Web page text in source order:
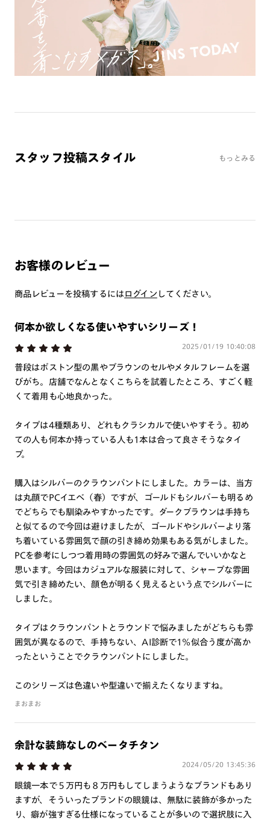
ミラーレンズ
※オンラインショップで作成可能なレンズはショッピングカート内で表示され
るレンズに限ります。それ以外の対応レンズについてはJINS実店舗でお取り扱
いしております。
※注文時に【度つき】→【レンズ交換券を発行】をお選びのうえ、店頭にてオ
プションレンズ代金をお支払いください。（※一部レンズ交換不可の商品を
ガネを作成できますか？
み）をご注文の場合、レンズ交換券を選択後に店舗にて度
商品とレンズ交換券が届きましたらお近くのJINS店舗へご
作成日数をいただきます。
ご注文の手順は以下をご参照ください。
1. カート画面内「レンズ選択へ」ボタンより「度つきレン
ズまたは店舗でレンズ作成」を選択
画面へ
※フレームの天地幅は30mm以上推奨です。その他注意事項はレンズガイド
をご参照ください。
※JINS極上遠近レンズは追加料金22,000円（税込み）を頂戴いたします。
※単焦点レンズでレンズ交換券を選択の場合、店舗で遠近両用代5,500円
スタッフ投稿スタイル もっとみる
お客様のレビュー
商品レビューを投稿するにはログイン してください。
何本か欲しくなる使いやすいシリーズ！
2025/01/19 10:40:08
普段はボストン型の黒やブラウンのセルやメタルフレームを選
びがち。店舗でなんとなくこちらを試着したところ、すごく軽
くて着用も心地良かった。
タイプは4種類あり、どれもクラシカルで使いやすそう。初め
ての人も何本か持っている人も1本は合って良さそうなタイ
プ。
購入はシルバーのクラウンパントにしました。カラーは、当方
は丸顔でPCイエベ（春）ですが、ゴールドもシルバーも明るめ
でどちらでも馴染みやすかったです。ダークブラウンは手持ち
と似てるので今回は避けましたが、ゴールドやシルバーより落
ち着いている雰囲気で顔の引き締め効果もある気がしました。
PCを参考にしつつ着用時の雰囲気の好みで選んでいいかなと
思います。今回はカジュアルな服装に対して、シャープな雰囲
気で引き締めたい、顔色が明るく見えるという点でシルバーに
しました。
タイプはクラウンパントとラウンドで悩みましたがどちらも雰
囲気が異なるので、手持ちない、AI診断で1%似合う度が高か
ったということでクラウンパントにしました。
このシリーズは色違いや型違いで揃えたくなりますね。
まおまお
余計な装飾なしのベータチタン
2024/05/20 13:45:36
眼鏡一本で５万円も８万円もしてしまうようなブランドもあり
ますが、そういったブランドの眼鏡は、無駄に装飾が多かった
り、癖が強すぎる仕様になっていることが多いので選択肢に入